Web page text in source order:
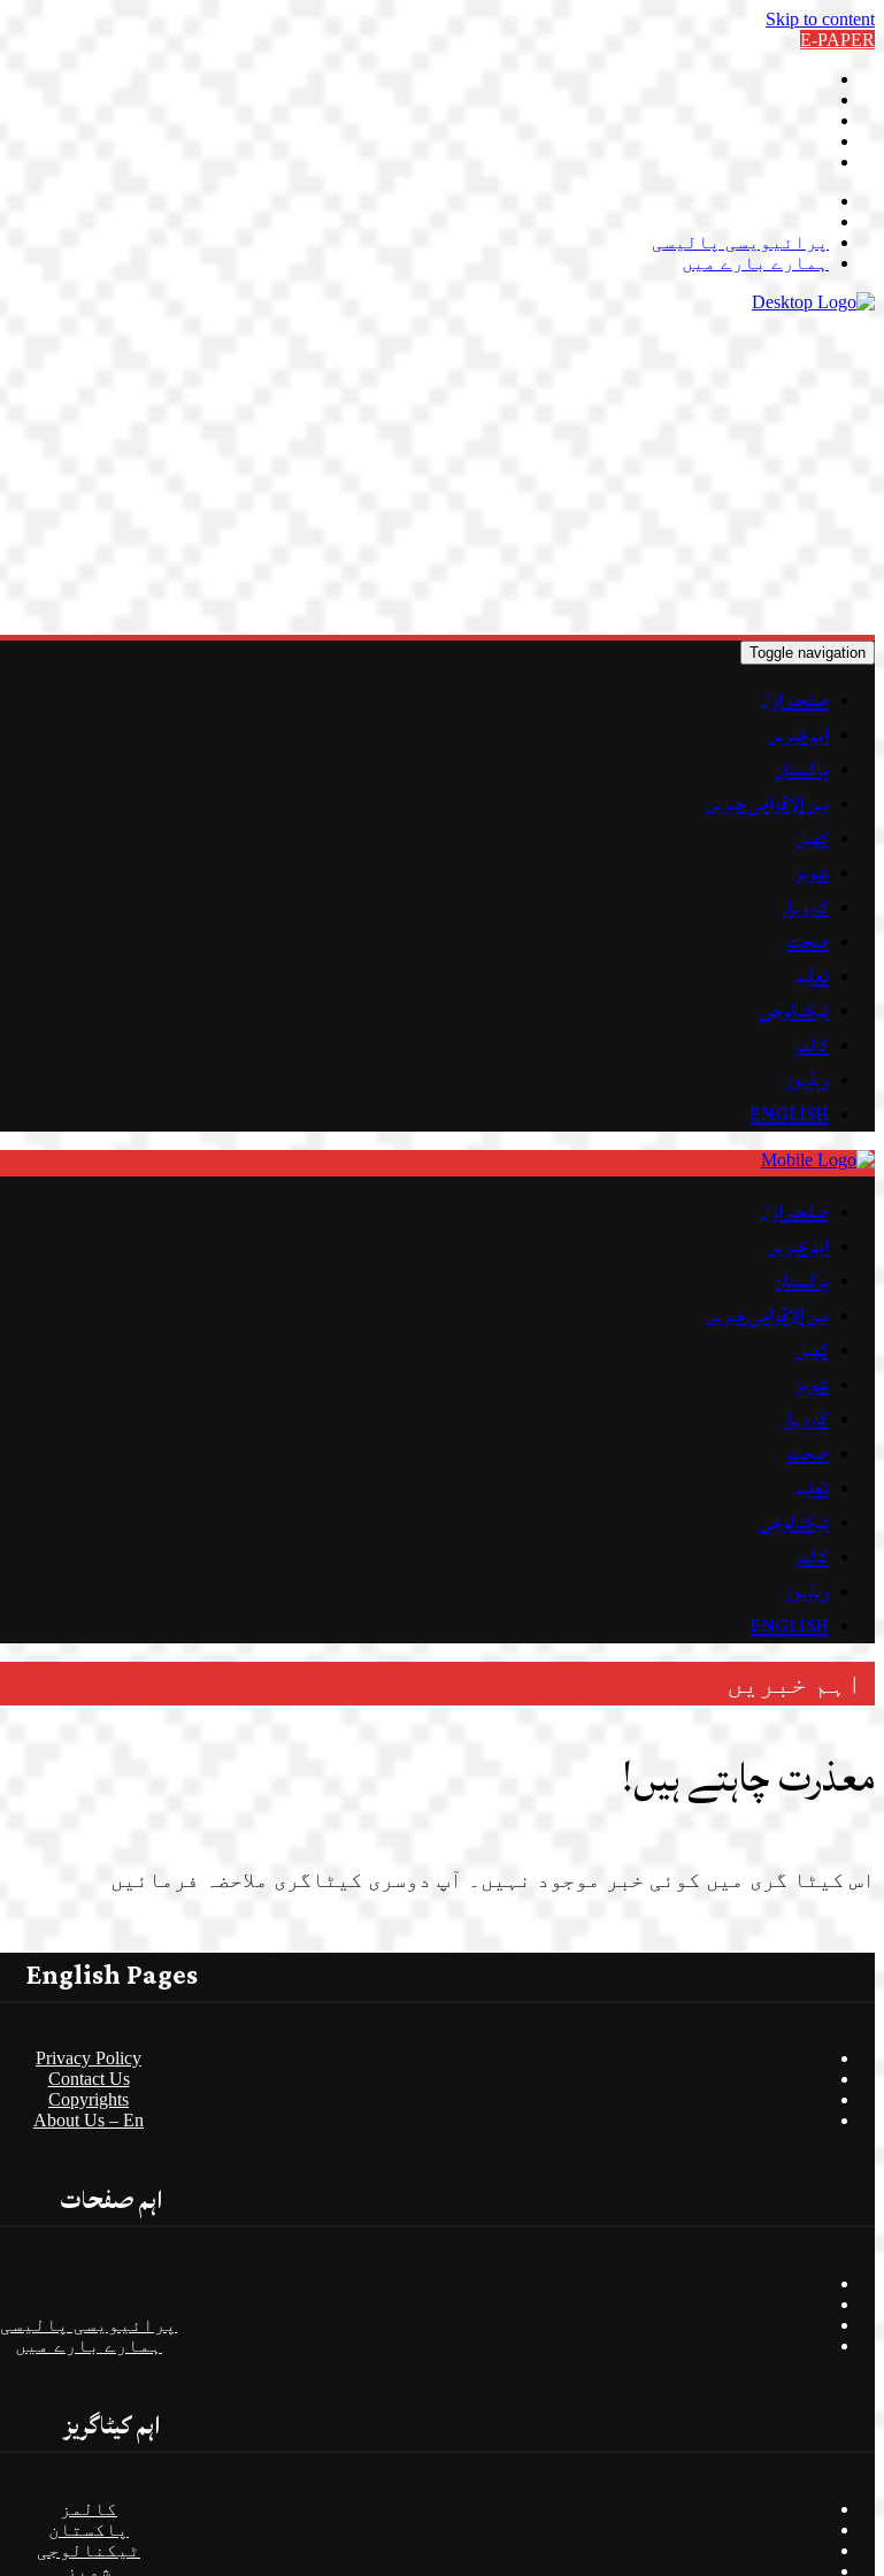
Skip to content
E-PAPER
پرائیویسی پالیسی
ہمارے بارے میں
Toggle navigation
صفحہ اوّل
اہم خبریں
پاکستان
بین الاقوامی خبریں
کھیل
شوبز
کاروبار
صحت
تعلیم
ٹیکنالوجی
کالمز
ویڈیوز
ENGLISH
صفحہ اوّل
اہم خبریں
پاکستان
بین الاقوامی خبریں
کھیل
شوبز
کاروبار
صحت
تعلیم
ٹیکنالوجی
کالمز
ویڈیوز
ENGLISH
اہم خبریں
معذرت چاہتے ہیں!
اس کیٹا گری میں کوئی خبر موجود نہیں۔ آپ دوسری کیٹاگری ملاحضہ فرمائیں
English Pages
Privacy Policy
Contact Us
Copyrights
About Us – En
اہم صفحات
پرائیویسی پالیسی
ہمارے بارے میں
اہم کیٹاگریز
کالمز
پاکستان
ٹیکنالوجی
شوبز